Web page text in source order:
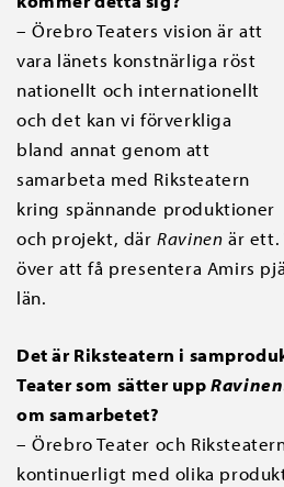
– Örebro Teaters vision är att
vara länets konstnärliga röst
nationellt och internationellt
och det kan vi förverkliga
bland annat genom att
samarbeta med Riksteatern
kring spännande produktioner
och projekt, därRavinen är ett.
över att få presentera Amirs
län.
Det är Riksteatern i
Teater som sätter uppRavinen
om samarbetet?
– Örebro Teater och
kontinuerligt med olika